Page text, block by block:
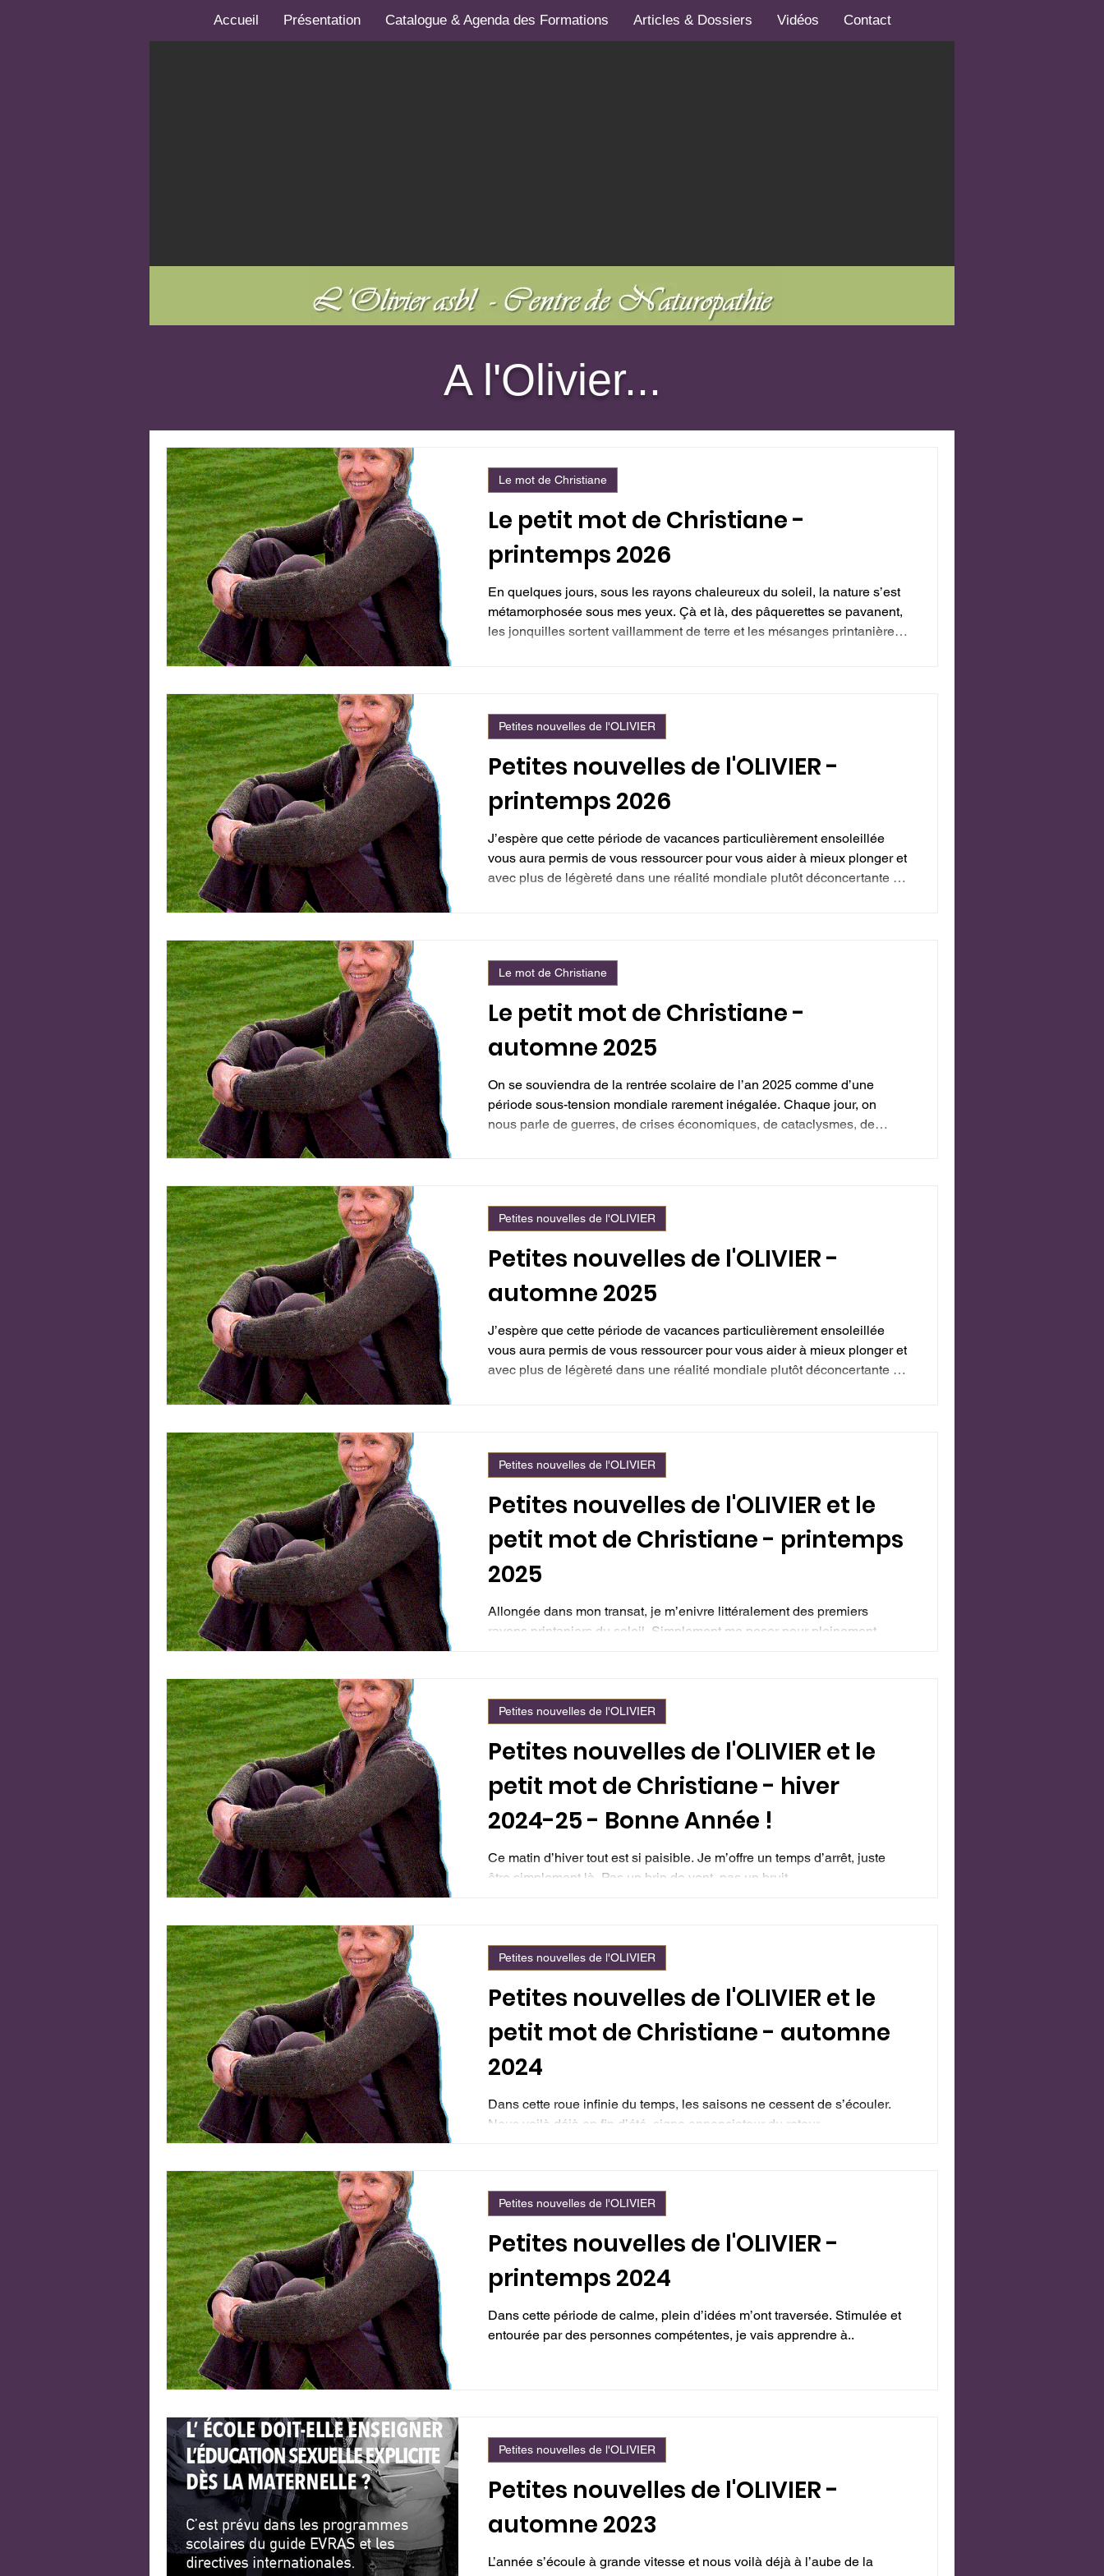
Accueil Présentation Catalogue & Agenda des Formations Articles & Dossiers Vidéos Contact
A l'Olivier...
Le petit mot de Christiane -
printemps 2026
En quelques jours, sous les rayons chaleureux du soleil, la nature s’est
métamorphosée sous mes yeux. Çà et là, des pâquerettes se pavanent,
les jonquilles sortent vaillamment de terre et les mésanges printanières
et douceur printanières. Et toute no
Le mot de Christiane
Petites nouvelles de l'OLIVIER -
printemps 2026
J’espère que cette période de vacances particulièrement ensoleillée
vous aura permis de vous ressourcer pour vous aider à mieux plonger et
avec plus de légèreté dans une réalité mondiale plutôt déconcertante et
Petites nouvelles de l'OLIVIER
Le petit mot de Christiane -
automne 2025
On se souviendra de la rentrée scolaire de l’an 2025 comme d’une
période sous-tension mondiale rarement inégalée. Chaque jour, on
nous parle de guerres, de crises économiques, de cataclysmes, de
Le mot de Christiane
Petites nouvelles de l'OLIVIER -
automne 2025
J’espère que cette période de vacances particulièrement ensoleillée
vous aura permis de vous ressourcer pour vous aider à mieux plonger et
avec plus de légèreté dans une réalité mondiale plutôt déconcertante et
grande patience. Imperturbablement, elle
Petites nouvelles de l'OLIVIER
Petites nouvelles de l'OLIVIER et le
petit mot de Christiane - printemps
2025
Allongée dans mon transat, je m’enivre littéralement des premiers
rayons printaniers du soleil. Simplement me poser pour pleinement...
Petites nouvelles de l'OLIVIER
Petites nouvelles de l'OLIVIER et le
petit mot de Christiane - hiver
2024-25 - Bonne Année !
Ce matin d’hiver tout est si paisible. Je m’offre un temps d’arrêt, juste
être simplement là. Pas un brin de vent, pas un bruit...
Petites nouvelles de l'OLIVIER
Petites nouvelles de l'OLIVIER et le
petit mot de Christiane - automne
2024
Dans cette roue infinie du temps, les saisons ne cessent de s’écouler.
Nous voilà déjà en fin d’été, signe annonciateur du retour...
Petites nouvelles de l'OLIVIER
Petites nouvelles de l'OLIVIER -
printemps 2024
Dans cette période de calme, plein d’idées m’ont traversée. Stimulée et
entourée par des personnes compétentes, je vais apprendre à..
Petites nouvelles de l'OLIVIER
Petites nouvelles de l'OLIVIER -
automne 2023
L’année s’écoule à grande vitesse et nous voilà déjà à l’aube de la
Petites nouvelles de l'OLIVIER